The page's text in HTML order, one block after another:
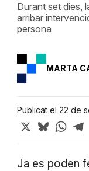
Durant set dies,
arribar
persona
MARTA
Publicat el 22 de
X Bluesky
Ja es poden